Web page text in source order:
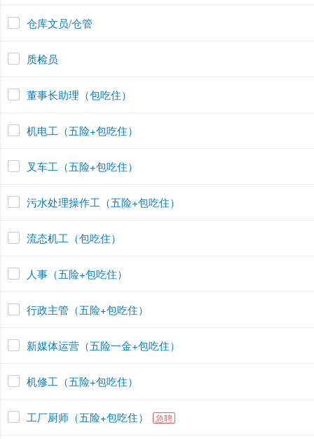
仓库文员/仓管
质检员
董事长助理（包吃住）
机电工（五险+包吃住）
叉车工（五险+包吃住）
污水处理操作工（五险+包吃住）
流态机工（包吃住）
人事（五险+包吃住）
行政主管（五险+包吃住）
新媒体运营（五险一金+包吃住）
机修工（五险+包吃住）
工厂厨师（五险+包吃住） 急聘